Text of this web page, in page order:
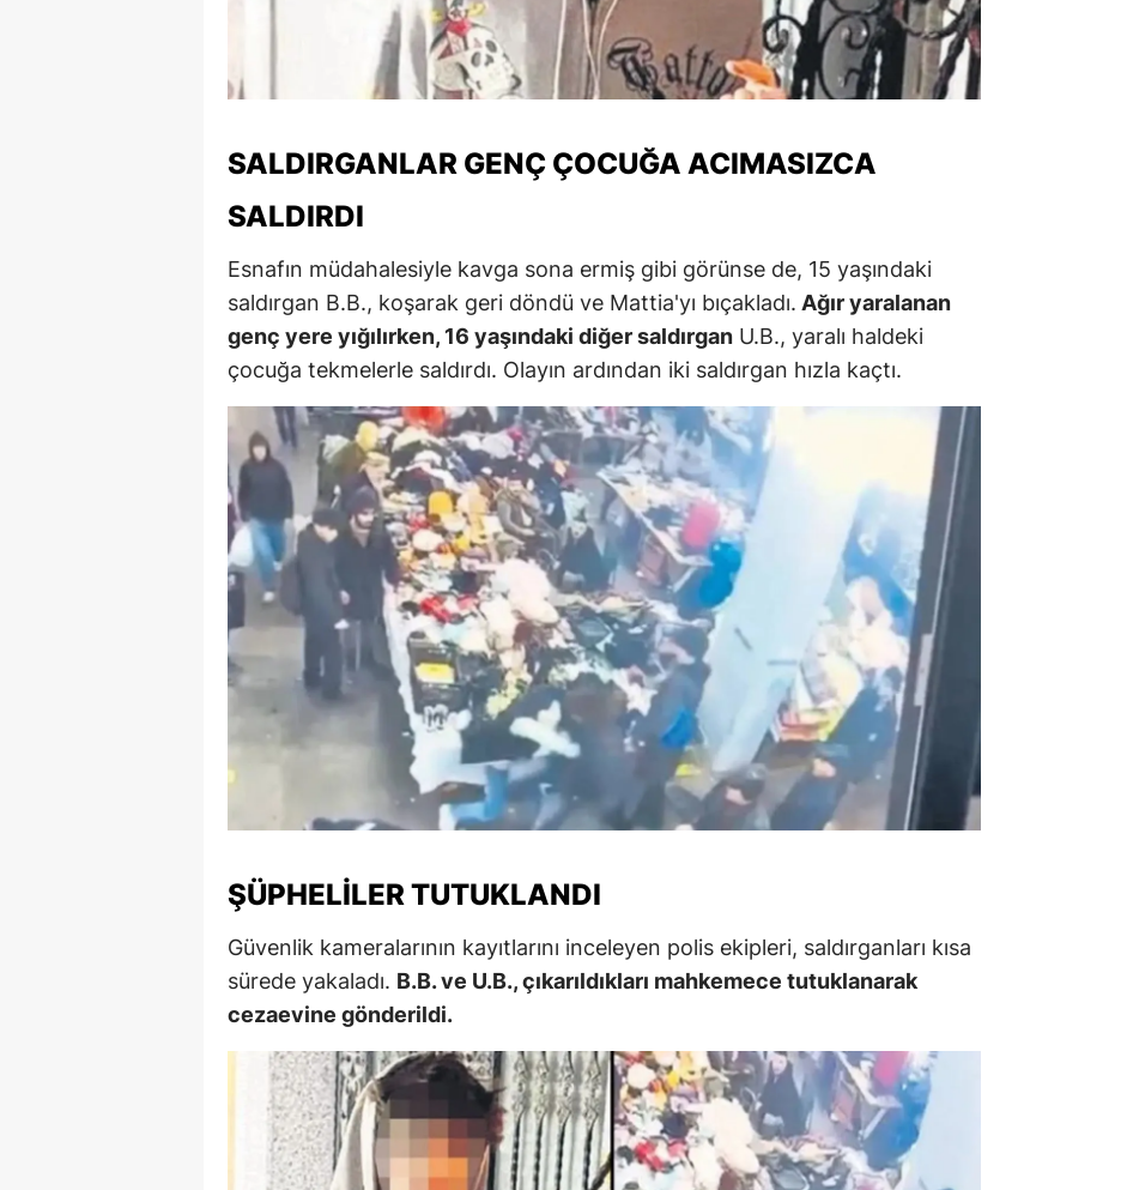
Isparta
Mersin
İzmir
Kastamonu
Kayseri
Kırklareli
Kırşehir
Kocaeli
Konya
Kütahya
Malatya
Manisa
Kahramanmaraş
Mardin
Muğla
Niğde
Rize
Sakarya
Samsun
SALDIRGANLAR GENÇ ÇOCUĞA ACIMASIZCA
SALDIRDI
Esnafın müdahalesiyle kavga sona ermiş gibi görünse de, 15 yaşındaki
saldırgan B.B., koşarak geri döndü ve Mattia'yı bıçakladı. Ağır yaralanan
genç yere yığılırken, 16 yaşındaki diğer saldırgan U.B., yaralı haldeki
çocuğa tekmelerle saldırdı. Olayın ardından iki saldırgan hızla kaçtı.
ŞÜPHELILER TUTUKLANDI
Güvenlik kameralarının kayıtlarını inceleyen polis ekipleri, saldırganları kısa
sürede yakaladı. B.B. ve U.B., çıkarıldıkları mahkemece tutuklanarak
cezaevine gönderildi.